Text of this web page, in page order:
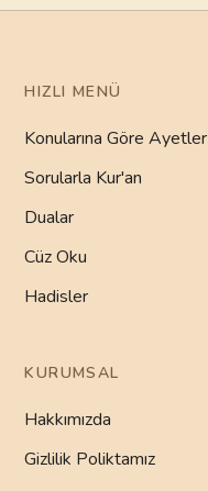
HIZLI MENÜ
Konularına Göre Ayetler
Sorularla Kur'an
Dualar
Cüz Oku
Hadisler
KURUMSAL
Hakkımızda
Gizlilik Poliktamız